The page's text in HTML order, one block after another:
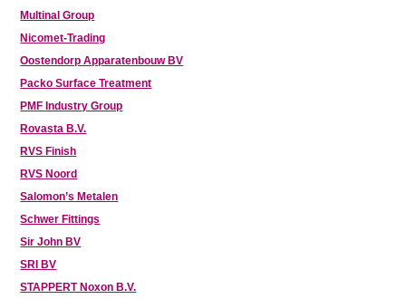
Multinal Group
Nicomet-Trading
Oostendorp Apparatenbouw BV
Packo Surface Treatment
PMF Industry Group
Rovasta B.V.
RVS Finish
RVS Noord
Salomon’s Metalen
Schwer Fittings
Sir John BV
SRI BV
STAPPERT Noxon B.V.